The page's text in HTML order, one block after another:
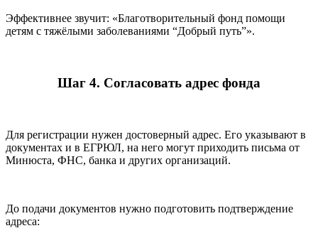
Эффективнее звучит: «Благотворительный фонд помощи
детям с тяжёлыми заболеваниями “Добрый путь”».
Шаг 4. Согласовать адрес фонда
Для регистрации нужен достоверный адрес. Его указывают в
документах и в ЕГРЮЛ, на него могут приходить письма от
Минюста, ФНС, банка и других организаций.
До подачи документов нужно подготовить подтверждение
адреса: